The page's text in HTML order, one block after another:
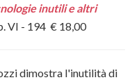
inutili e altri
VI - 194 € 18,00
dimostra l'inutilità di